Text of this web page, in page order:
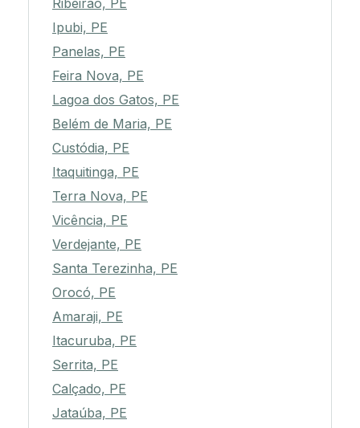
Ribeirão, PE
Ipubi, PE
Panelas, PE
Feira Nova, PE
Lagoa dos Gatos, PE
Belém de Maria, PE
Custódia, PE
Itaquitinga, PE
Terra Nova, PE
Vicência, PE
Verdejante, PE
Santa Terezinha, PE
Orocó, PE
Amaraji, PE
Itacuruba, PE
Serrita, PE
Calçado, PE
Jataúba, PE